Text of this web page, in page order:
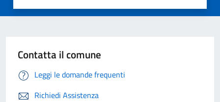
Contatta il comune
Leggi le domande frequenti
Richiedi Assistenza